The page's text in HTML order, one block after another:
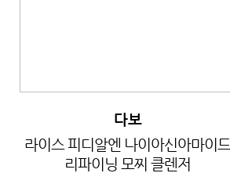
다보
라이스 피디알엔 나이아신아마이드
리파이닝 모찌 클렌저